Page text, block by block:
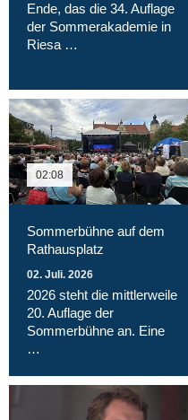
Ende, das die 34. Auflage
der Sommerakademie in
Riesa …
02:08
Sommerbühne auf dem
Rathausplatz
02. Juli. 2026
2026 steht die mittlerweile
20. Auflage der
Sommerbühne an. Eine
…